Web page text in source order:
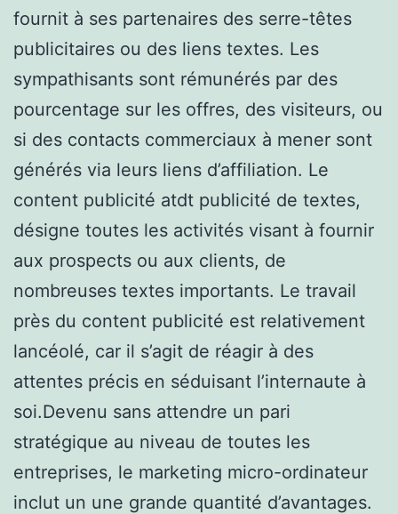
fournit à ses partenaires des serre-têtes
publicitaires ou des liens textes. Les
sympathisants sont rémunérés par des
pourcentage sur les offres, des visiteurs, ou
si des contacts commerciaux à mener sont
générés via leurs liens d’affiliation. Le
content publicité atdt publicité de textes,
désigne toutes les activités visant à fournir
aux prospects ou aux clients, de
nombreuses textes importants. Le travail
près du content publicité est relativement
lancéolé, car il s’agit de réagir à des
attentes précis en séduisant l’internaute à
soi.Devenu sans attendre un pari
stratégique au niveau de toutes les
entreprises, le marketing micro-ordinateur
inclut un une grande quantité d’avantages.